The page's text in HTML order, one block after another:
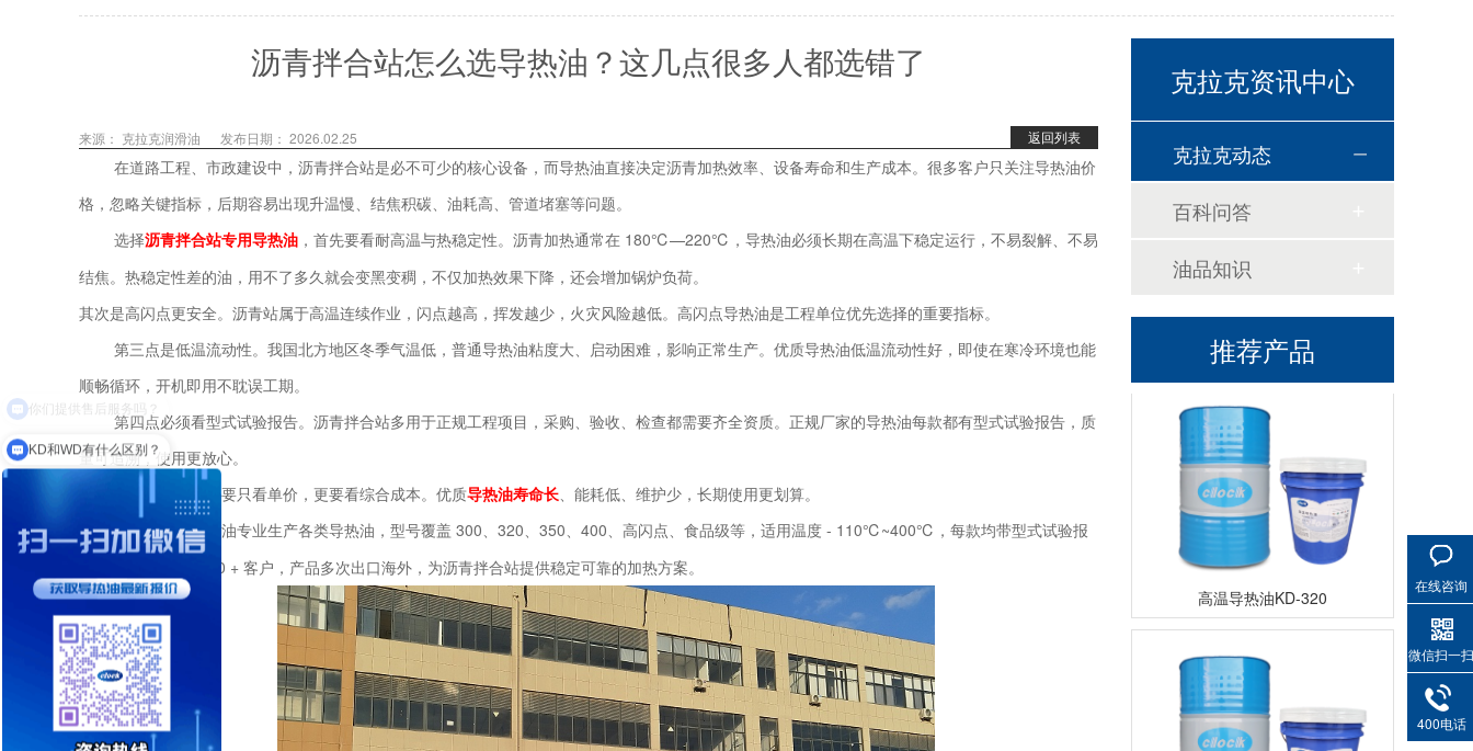
沥青拌合站怎么选导热油？这几点很多人都选错了
返回列表
来源： 克拉克润滑油 发布日期： 2026.02.25
在道路工程、市政建设中，沥青拌合站是必不可少的核心设备，而导热油直接决定沥青加热效率、设备寿命和生产成本。很多客户只关注导热油价
格，忽略关键指标，后期容易出现升温慢、结焦积碳、油耗高、管道堵塞等问题。
选择沥青拌合站专用导热油 ，首先要看耐高温与热稳定性。沥青加热通常在 180℃—220℃，导热油必须长期在高温下稳定运行，不易裂解、不易
结焦。热稳定性差的油，用不了多久就会变黑变稠，不仅加热效果下降，还会增加锅炉负荷。
其次是高闪点更安全。沥青站属于高温连续作业，闪点越高，挥发越少，火灾风险越低。高闪点导热油是工程单位优先选择的重要指标。
第三点是低温流动性。我国北方地区冬季气温低，普通导热油粘度大、启动困难，影响正常生产。优质导热油低温流动性好，即使在寒冷环境也能
顺畅循环，开机即用不耽误工期。
第四点必须看型式试验报告。沥青拌合站多用于正规工程项目，采购、验收、检查都需要齐全资质。正规厂家的导热油每款都有型式试验报告，质
量可追溯，使用更放心。
最后建议大家不要只看单价，更要看综合成本。优质导热油寿命长、能耗低、维护少，长期使用更划算。
江苏克拉克润滑油专业生产各类导热油，型号覆盖 300、320、350、400、高闪点、食品级等，适用温度 - 110℃~400℃，每款均带型式试验报
告，已服务全球 5000 + 客户，产品多次出口海外，为沥青拌合站提供稳定可靠的加热方案。
克拉克资讯中心
克拉克动态
百科问答
油品知识
推荐产品
高温链条油HL350
高温导热油WD-320
在线咨询
微信扫一扫
400电话
KD和WD有什么区别？